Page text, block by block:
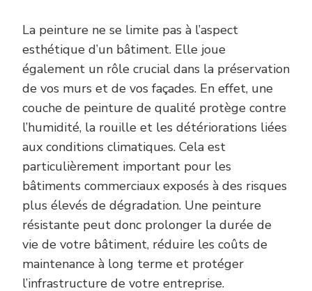
La peinture ne se limite pas à l’aspect
esthétique d’un bâtiment. Elle joue
également un rôle crucial dans la préservation
de vos murs et de vos façades. En effet, une
couche de peinture de qualité protège contre
l’humidité, la rouille et les détériorations liées
aux conditions climatiques. Cela est
particulièrement important pour les
bâtiments commerciaux exposés à des risques
plus élevés de dégradation. Une peinture
résistante peut donc prolonger la durée de
vie de votre bâtiment, réduire les coûts de
maintenance à long terme et protéger
l’infrastructure de votre entreprise.